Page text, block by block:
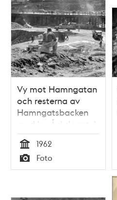
Vy mot Hamngatan
och resterna av
Hamngatsbacken
med kv. Åskslaget. I
förgrunden en
vilande arbetare
med spade. I
fonden t.v. Norra
Tid
1962
Typ
Foto